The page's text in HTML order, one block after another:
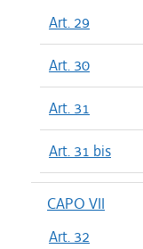
Art. 29
Art. 30
Art. 31
Art. 31 bis
CAPO VII
Art. 32